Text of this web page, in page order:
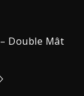
Double Mât